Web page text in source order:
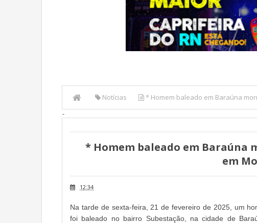
Notícias
* Homem baleado em Baraúna
-
* Homem baleado em Baraúna
em
12:34
Na tarde de sexta-feira, 21 de fevereiro de 2025, um
foi baleado no bairro Subestação, na cidade de